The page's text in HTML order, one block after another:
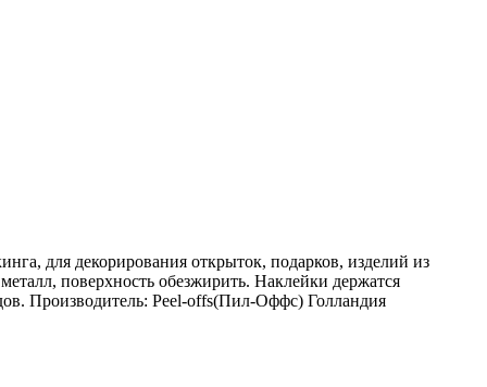
для декорирования открыток, подарков, изделий из
поверхность обезжирить. Наклейки держатся
Производитель: Peel-offs(Пил-Оффс) Голландия